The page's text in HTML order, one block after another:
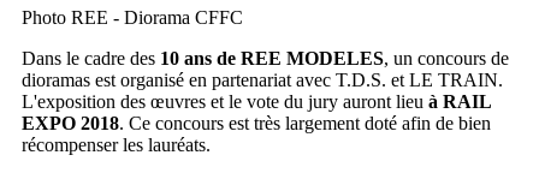
Photo REE - Diorama CFFC
Dans le cadre des 10 ans de REE MODELES, un concours de
dioramas est organisé en partenariat avec T.D.S. et LE TRAIN.
L'exposition des œuvres et le vote du jury auront lieu à RAIL
EXPO 2018. Ce concours est très largement doté afin de bien
récompenser les lauréats.